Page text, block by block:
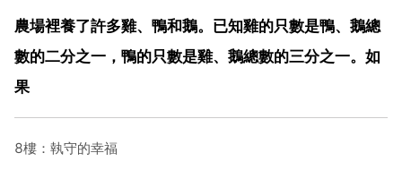
農場裡養了許多雞、鴨和鵝。已知雞的只數是鴨、鵝總
數的二分之一，鴨的只數是雞、鵝總數的三分之一。如
果
8樓：執守的幸福